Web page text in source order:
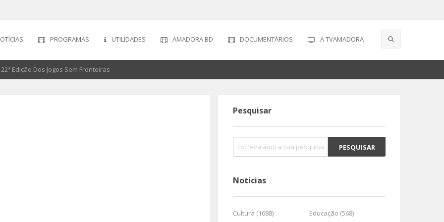
PROGRAMAS UTILIDADES AMADORA BD DOCUMENTÁRIOS A TVAMADORA
Edição Dos Jogos Sem Fronteiras
Pesquisar
Noticias
Cultura (1688)
Educação (568)